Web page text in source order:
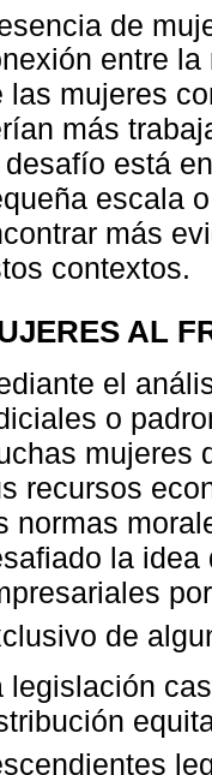
de
entre
las mujeres
más
desafío está
escala
más
contextos.
AL
el
o
mujeres
recursos
normas
la
de
legislación